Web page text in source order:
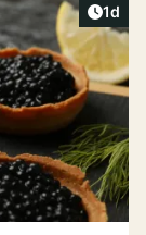
1d